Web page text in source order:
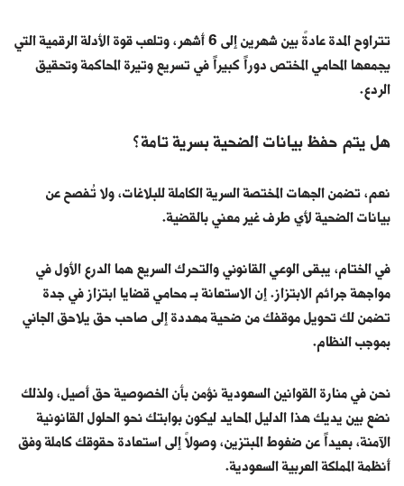
تتراوح المدة عادةً بين شهرين إلى 6 أشهر، وتلعب قوة الأدلة الرقمية التي
يجمعها المحامي المختص دوراً كبيراً في تسريع وتيرة المحاكمة وتحقيق
الردع.
هل يتم حفظ بيانات الضحية بسرية تامة؟
نعم، تضمن الجهات المختصة السرية الكاملة للبلاغات، ولا تُفصح عن
بيانات الضحية لأي طرف غير معني بالقضية.
في الختام، يبقى الوعي القانوني والتحرك السريع هما الدرع الأول في
مواجهة جرائم الابتزاز. إن الاستعانة بـ محامي قضايا ابتزاز في جدة
تضمن لك تحويل موقفك من ضحية مهددة إلى صاحب حق يلاحق الجاني
بموجب النظام.
نحن في منارة القوانين السعودية نؤمن بأن الخصوصية حق أصيل، ولذلك
نضع بين يديك هذا الدليل المحايد ليكون بوابتك نحو الحلول القانونية
الآمنة، بعيداً عن ضغوط المبتزين، وصولاً إلى استعادة حقوقك كاملة وفق
أنظمة المملكة العربية السعودية.